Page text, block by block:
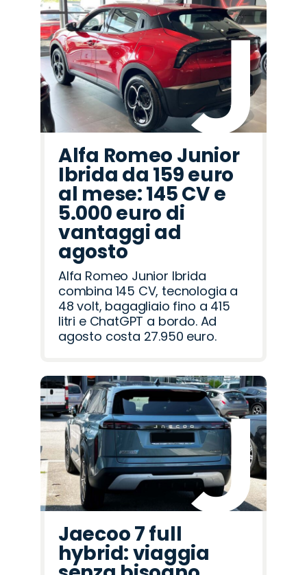
Alfa Romeo Junior
Ibrida da 159 euro
al mese: 145 CV e
5.000 euro di
vantaggi ad
agosto
Alfa Romeo Junior Ibrida
combina 145 CV, tecnologia a
48 volt, bagagliaio fino a 415
litri e ChatGPT a bordo. Ad
agosto costa 27.950 euro.
Jaecoo 7 full
hybrid: viaggia